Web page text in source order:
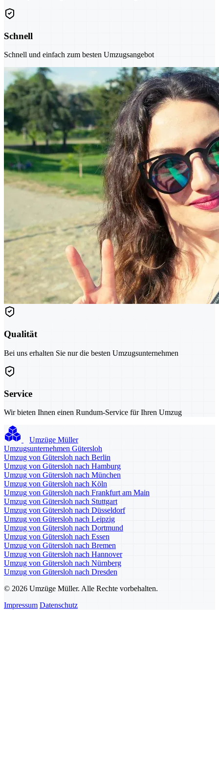
Schnell
Schnell und einfach zum besten Umzugsangebot
Qualität
Bei uns erhalten Sie nur die besten Umzugsunternehmen
Service
Wir bieten Ihnen einen Rundum-Service für Ihren Umzug
Umzüge Müller
Umzugsunternehmen Gütersloh
Umzug von Gütersloh nach Berlin
Umzug von Gütersloh nach Hamburg
Umzug von Gütersloh nach München
Umzug von Gütersloh nach Köln
Umzug von Gütersloh nach Frankfurt am Main
Umzug von Gütersloh nach Stuttgart
Umzug von Gütersloh nach Düsseldorf
Umzug von Gütersloh nach Leipzig
Umzug von Gütersloh nach Dortmund
Umzug von Gütersloh nach Essen
Umzug von Gütersloh nach Bremen
Umzug von Gütersloh nach Hannover
Umzug von Gütersloh nach Nürnberg
Umzug von Gütersloh nach Dresden
© 2026 Umzüge Müller. Alle Rechte vorbehalten.
Impressum Datenschutz